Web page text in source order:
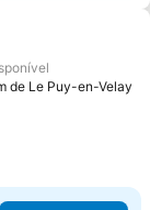
favoritos
de Le Puy-en-Velay